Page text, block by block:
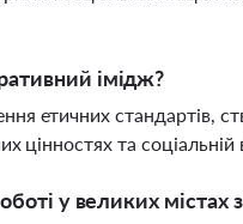
імідж?
етичних стандартів,
цінностях та соціальній
у великих містах